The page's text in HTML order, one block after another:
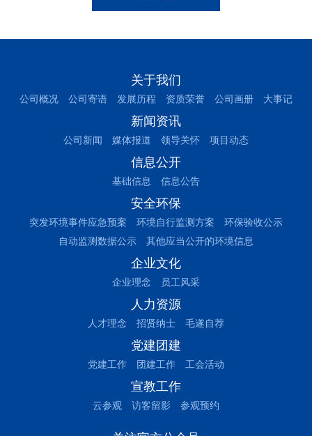
关于我们
公司概况 公司寄语 发展历程 资质荣誉 公司画册 大事记
新闻资讯
公司新闻 媒体报道 领导关怀 项目动态
信息公开
基础信息 信息公告
安全环保
突发环境事件应急预案 环境自行监测方案
环保验收公示
自动监测数据公示
其他应当公开的环境信息
企业文化
企业理念 员工风采
人力资源
人才理念 招贤纳士 毛遂自荐
党建团建
党建工作 团建工作 工会活动
宣教工作
云参观 访客留影 参观预约